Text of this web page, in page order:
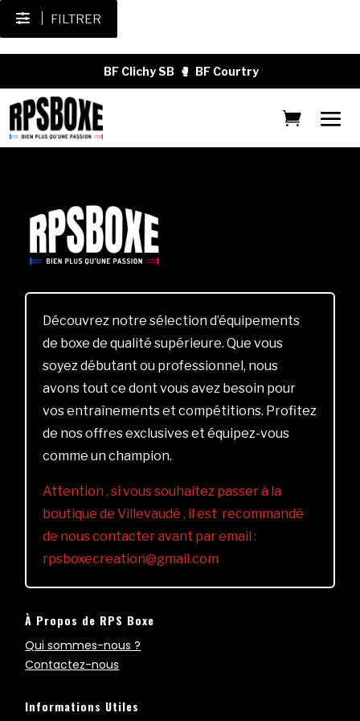
FILTRER
BF Clichy SB 🥊 BF Courtry
Découvrez notre sélection d’équipements
de boxe de qualité supérieure. Que vous
soyez débutant ou professionnel, nous
avons tout ce dont vous avez besoin pour
vos entraînements et compétitions. Profitez
de nos offres exclusives et équipez-vous
comme un champion.
Attention , si vous souhaitez passer à la
boutique de Villevaudé , il est recommandé
de nous contacter avant par email :
rpsboxecreation@gmail.com
À Propos de RPS Boxe
Qui sommes-nous ?
Contactez-nous
Informations Utiles